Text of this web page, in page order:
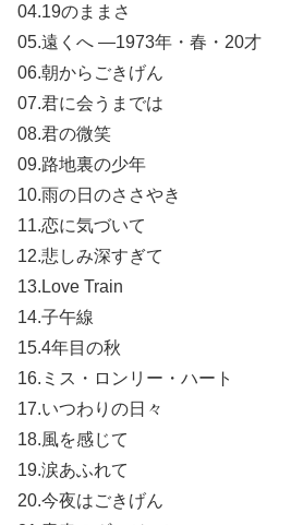
04.19のままさ
05.遠くへ ―1973年・春・20才
06.朝からごきげん
07.君に会うまでは
08.君の微笑
09.路地裏の少年
10.雨の日のささやき
11.恋に気づいて
12.悲しみ深すぎて
13.Love Train
14.子午線
15.4年目の秋
16.ミス・ロンリー・ハート
17.いつわりの日々
18.風を感じて
19.涙あふれて
20.今夜はごきげん